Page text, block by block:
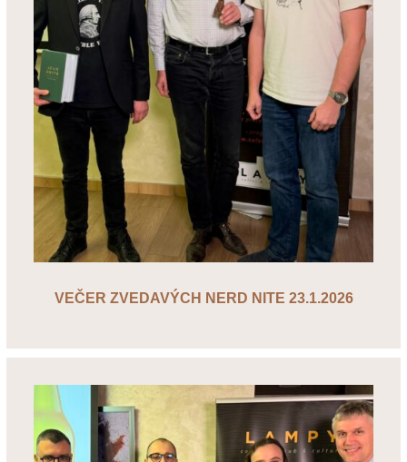
VEČER ZVEDAVÝCH NERD NITE 23.1.2026